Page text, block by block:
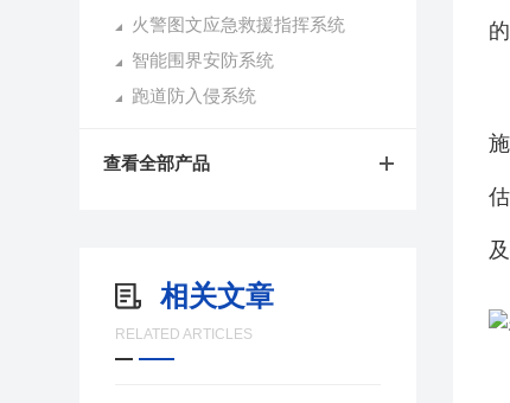
火警图文应急救援指挥系统
智能围界安防系统
跑道防入侵系统
查看全部产品
相关文章
RELATED ARTICLES